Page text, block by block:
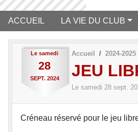
ACCUEIL LA VIE DU CLUB
Le samedi
28
SEPT. 2024
Accueil 2024-2025
JEU
Le samedi 28 sept.
Créneau réservé pour le jeu